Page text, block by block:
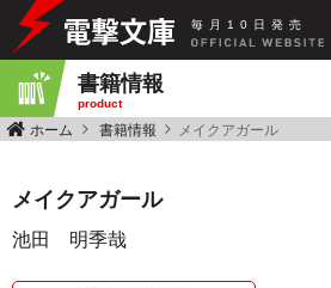
毎 月 10 日 発 売
書籍情報
product
ホーム 書籍情報 メイクアガール
メイクアガール
池田 明季哉